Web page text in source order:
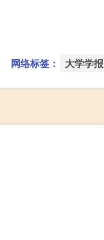
网络标签： 大学学报